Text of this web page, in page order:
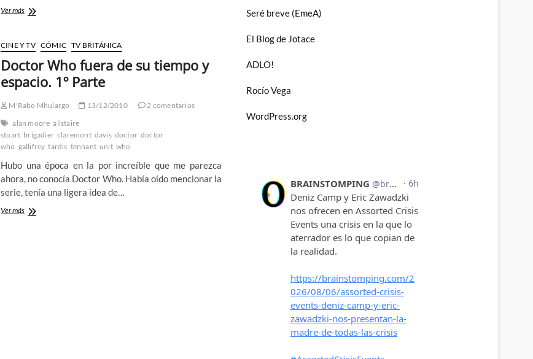
Ver másCarol
es
la
Capitana
Marvel
ni
Woman
(I):
Los
locos
70
CINE Y TV CÓMIC TV BRITÁNICA
Doctor Who fuera de su tiempo y
espacio. 1º Parte
M'Rabo Mhulargo 13/12/2010
2 comentarios
alan moore alistaire
stuart brigadier claremont davis doctor doctor
who gallifrey tardis tennant unit who
Hubo una época en la por increíble que me parezca
ahora, no conocía Doctor Who. Había oído mencionar la
serie, tenía una ligera idea de…
Ver másDoctor
Seré breve (EmeA)
El Blog de Jotace
ADLO!
Rocío Vega
WordPress.org